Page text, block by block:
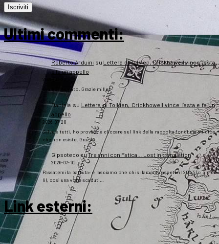
Ultimi commenti:
Roberto Arduini su Lettera di Tolkien, Crickhowell vince l’asta
e fa un appello
2026-07-20
Ora è sistemato. Grazie mille!
Daniela su Lettera di Tolkien, Crickhowell vince l’asta e fa un
appello
2026-07-20
Salve a tutti, ho provato a cliccare sul link della raccolta fondi ma mi dice
che non esiste. Grazie
Gipsoteco suTre anni con Fatica… Lost in translation
2026-07-10
Passatemi la battuta: e lasciamo che chi si lamenta aspetti il 2043 (o giù di
lì), così una volta scaduti…
Link esterni: